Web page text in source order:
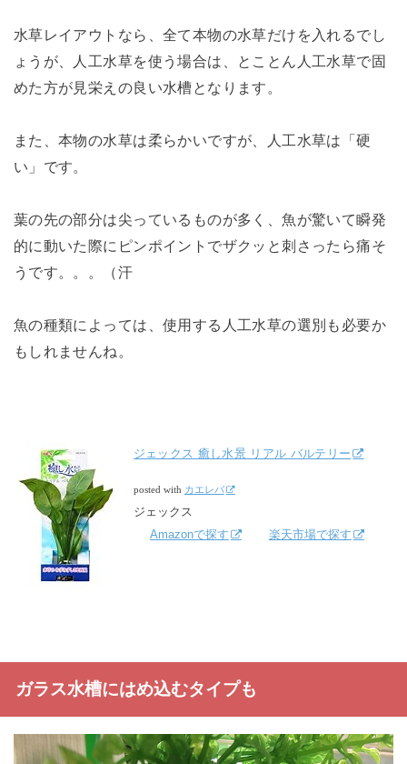
水草レイアウトなら、全て本物の水草だけを入れるでし
ょうが、人工水草を使う場合は、とことん人工水草で固
めた方が見栄えの良い水槽となります。
また、本物の水草は柔らかいですが、人工水草は「硬
い」です。
葉の先の部分は尖っているものが多く、魚が驚いて瞬発
的に動いた際にピンポイントでザクッと刺さったら痛そ
うです。。。（汗
魚の種類によっては、使用する人工水草の選別も必要か
もしれませんね。
ジェックス 癒し水景 リアル バルテリー
posted with カエレバ
ジェックス
Amazonで探す
楽天市場で探す
ガラス水槽にはめ込むタイプも